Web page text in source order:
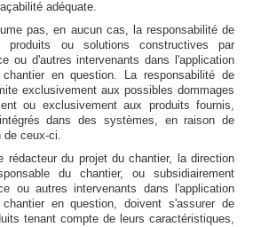
adéquate.
pas, en aucun cas, la responsabilité de
produits ou solutions constructives par
ou d'autres intervenants dans l'application
en question. La responsabilité de
exclusivement aux possibles dommages
ou exclusivement aux produits fournis,
dans des systèmes, en raison de
de ceux-ci.
rédacteur du projet du chantier, la direction
du chantier, ou subsidiairement
ou autres intervenants dans l'application
en question, doivent s'assurer de
tenant compte de leurs caractéristiques,